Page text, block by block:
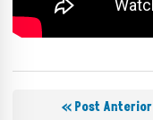
« Post Anterior